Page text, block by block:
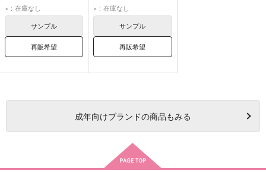
五条悟
乙骨憂太
家入硝子
×：在庫なし
サンプル
再販希望
五条悟
乙骨憂太
×：在庫なし
サンプル
再販希望
成年向けブランドの商品もみる